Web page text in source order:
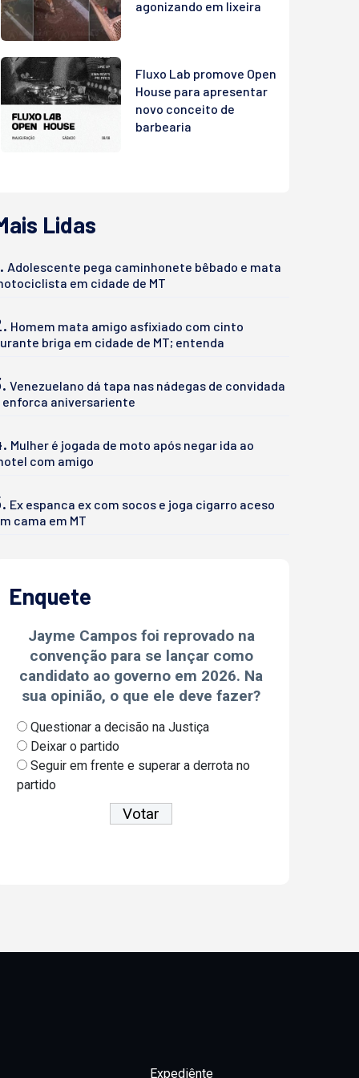
agonizando em lixeira
Fluxo Lab promove Open
House para apresentar
novo conceito de
barbearia
Lidas
Adolescente pega caminhonete bêbado e mata
em cidade de MT
Homem mata amigo asfixiado com cinto
briga em cidade de MT; entenda
Venezuelano dá tapa nas nádegas de convidada
enforca aniversariente
Mulher é jogada de moto após negar ida ao
com amigo
Ex espanca ex com socos e joga cigarro aceso
cama em MT
Enquete
Jayme Campos foi reprovado na
convenção para se lançar como
candidato ao governo em 2026. Na
sua opinião, o que ele deve fazer?
Questionar a decisão na Justiça
Deixar o partido
Seguir em frente e superar a derrota no
partido
Expediênte